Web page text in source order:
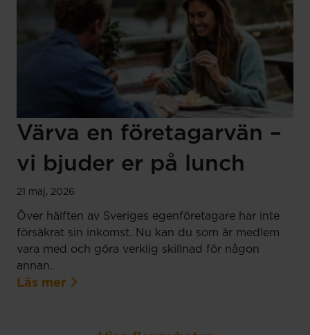
Värva en företagarvän –
vi bjuder er på lunch
21 maj, 2026
Över hälften av Sveriges egenföretagare har inte
försäkrat sin inkomst. Nu kan du som är medlem
vara med och göra verklig skillnad för någon
annan.
Läs mer